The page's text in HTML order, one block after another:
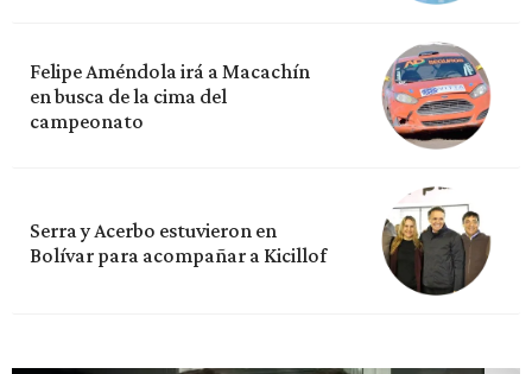
Felipe Améndola irá a Macachín
en busca de la cima del
campeonato
Serra y Acerbo estuvieron en
Bolívar para acompañar a Kicillof